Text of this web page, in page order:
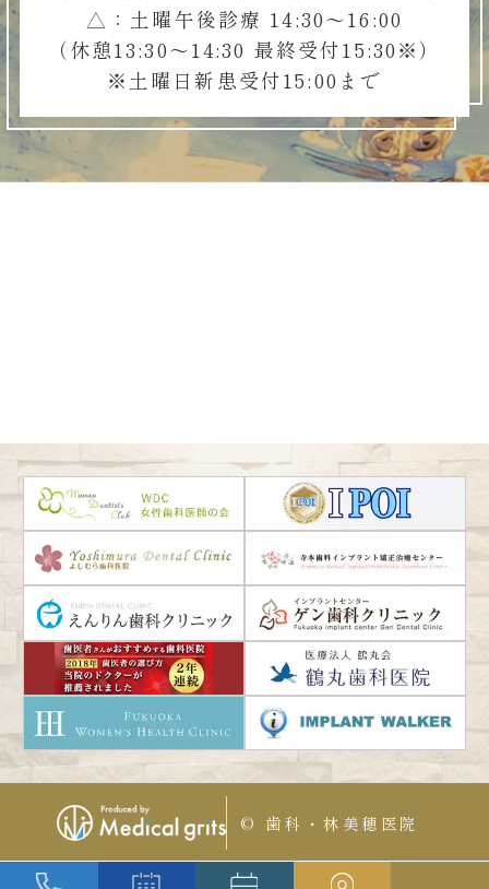
△：土曜午後診療 14:30～16:00
（休憩13:30～14:30 最終受付15:30※）
※土曜日新患受付15:00まで
© 歯科・林美穂医院